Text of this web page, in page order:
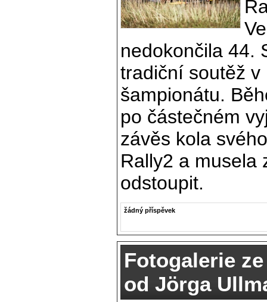
nedokončila 44.
tradiční soutěž
šampionátu.
po částečném
závěs kola
Rally2 a musela
odstoupit.
žádný příspěvek
Fotogalerie
od Jörga